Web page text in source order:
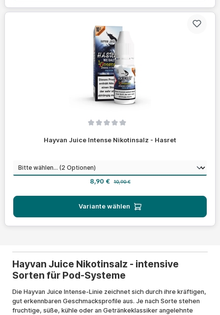
Hayvan Juice Intense Nikotinsalz - Hasret
Nikotinstärkeauswählen
Verkaufspreis:
8,90 € 10,90 €
Variante wählen
Hayvan Juice Nikotinsalz - intensive
Sorten für Pod-Systeme
Die Hayvan Juice Intense-Linie zeichnet sich durch ihre kräftigen,
gut erkennbaren Geschmacksprofile aus. Je nach Sorte stehen
fruchtige, süße, kühle oder an Getränkeklassiker angelehnte